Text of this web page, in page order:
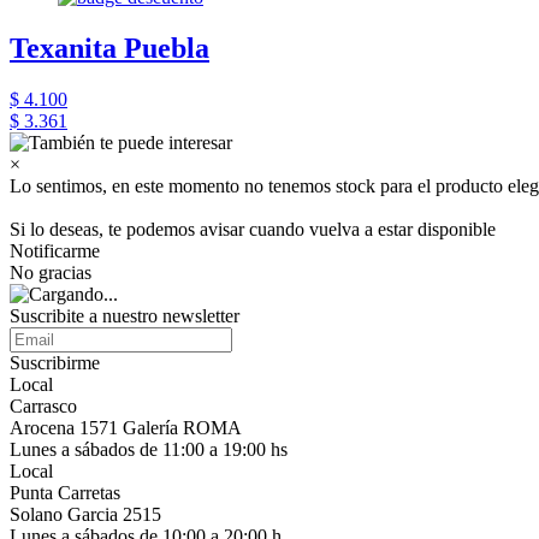
Texanita Puebla
$ 4.100
$ 3.361
×
Lo sentimos, en este momento no tenemos stock para el producto
Si lo deseas, te podemos avisar cuando vuelva a estar disponible
Notificarme
No gracias
Suscribite a nuestro newsletter
Suscribirme
Local
Carrasco
Arocena 1571 Galería ROMA
Lunes a sábados de 11:00 a 19:00 hs
Local
Punta Carretas
Solano Garcia 2515